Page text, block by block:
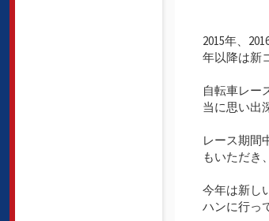
2015年、
年以降は新
自転車レー
当に思い出
レース期間
もいただき
今年は新し
ハンに行っ